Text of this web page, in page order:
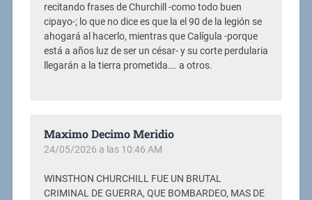
recitando frases de Churchill -como todo buen
cipayo-; lo que no dice es que la el 90 de la legión se
ahogará al hacerlo, mientras que Calígula -porque
está a años luz de ser un césar- y su corte perdularia
llegarán a la tierra prometida…. a otros.
Maximo Decimo Meridio
24/05/2026 a las 10:46 AM
WINSTHON CHURCHILL FUE UN BRUTAL
CRIMINAL DE GUERRA, QUE BOMBARDEO, MAS DE